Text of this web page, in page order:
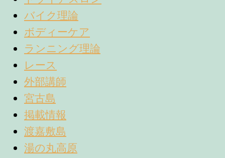
バイク理論
ボディーケア
ランニング理論
レース
外部講師
宮古島
掲載情報
渡嘉敷島
湯の丸高原